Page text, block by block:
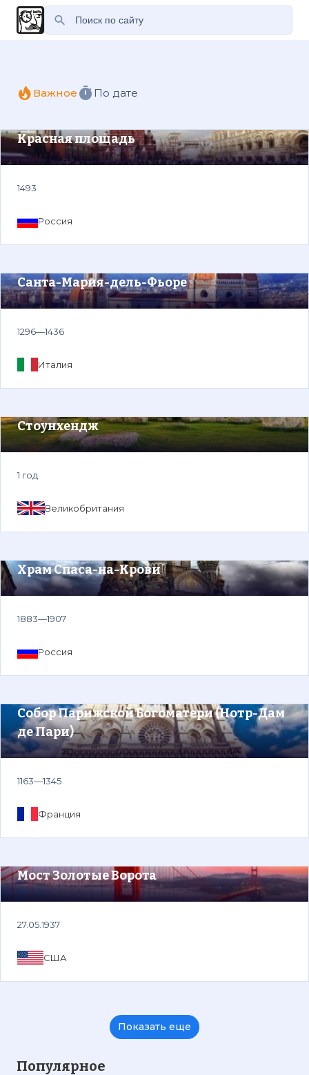
Важное По дате
Красная площадь
1493
Россия
Санта-Мария-дель-Фьоре
1296—1436
Италия
Стоунхендж
1 год
Великобритания
Храм Спаса-на-Крови
1883—1907
Россия
Собор Парижской Богоматери (Нотр-Дам
де Пари)
1163—1345
Франция
Мост Золотые Ворота
27.05.1937
США
Показать еще
Популярное